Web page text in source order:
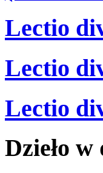
Lectio
Lectio
Lectio
Dzieło w